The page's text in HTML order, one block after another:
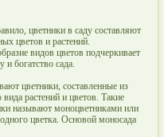
цветники в саду составляют
цветов и растений.
видов цветов подчеркивает
и богатство сада.
цветники, составленные из
вида растений и цветов. Такие
называют моноцветниками или
цветка. Основой моносада